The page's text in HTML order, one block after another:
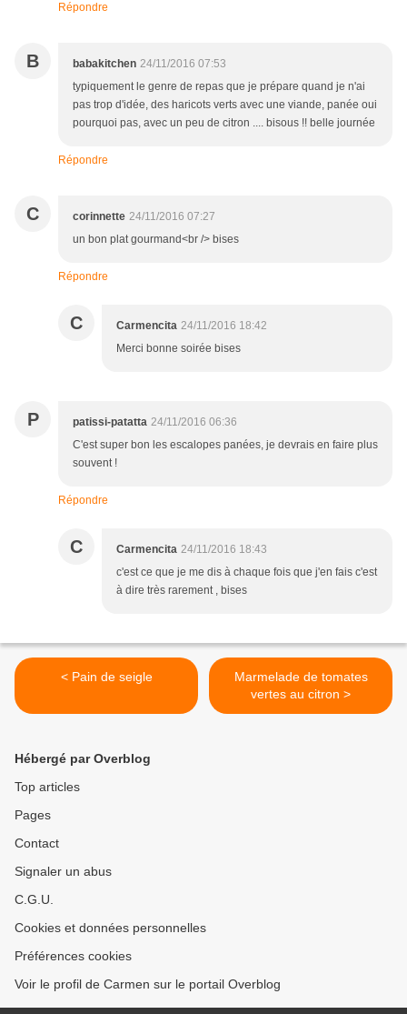
Répondre
B babakitchen 24/11/2016 07:53
typiquement le genre de repas que je prépare quand je n'ai
pas trop d'idée, des haricots verts avec une viande, panée oui
pourquoi pas, avec un peu de citron .... bisous !! belle journée
Répondre
C corinnette 24/11/2016 07:27
un bon plat gourmand<br /> bises
Répondre
C Carmencita 24/11/2016 18:42
Merci bonne soirée bises
P patissi-patatta 24/11/2016 06:36
C'est super bon les escalopes panées, je devrais en faire plus
souvent !
Répondre
C Carmencita 24/11/2016 18:43
c'est ce que je me dis à chaque fois que j'en fais c'est
à dire très rarement , bises
< Pain de seigle
Marmelade de tomates
vertes au citron >
Hébergé par Overblog
Top articles
Pages
Contact
Signaler un abus
C.G.U.
Cookies et données personnelles
Préférences cookies
Voir le profil de Carmen sur le portail Overblog